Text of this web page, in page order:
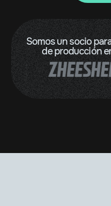
Somos un socio
de producción